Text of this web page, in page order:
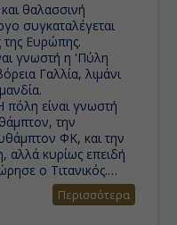
θαλασσινή
συγκαταλέγεται
της Ευρώπης.
γνωστή η 'Πύλη
Γαλλία, λιμάνι
πόλη είναι γνωστή
την
ΦΚ, και την
αλλά κυρίως επειδή
ο Τιτανικός.
στο Zeebrugge που
στις ακτές του
Περισσότερα